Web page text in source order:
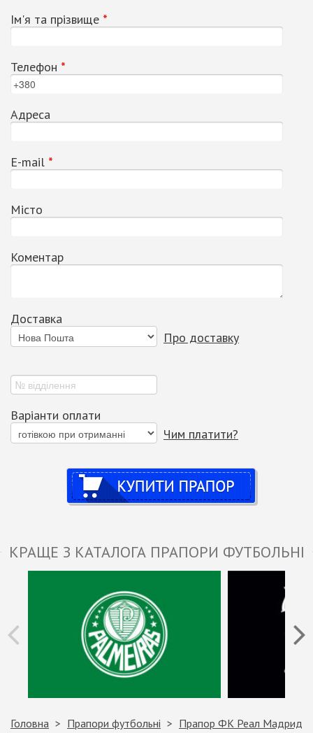
Ім'я та прізвище *
Телефон *
Адреса
Е-mail *
Місто
Коментар
Доставка
Про доставку
Варіанти оплати
Чим платити?
Купити
КРАЩЕ З КАТАЛОГА ПРАПОРИ ФУТБОЛЬНІ
Головна Прапори футбольні Прапор ФК Реал Мадрид